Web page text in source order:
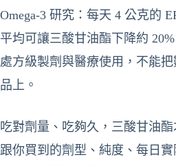
Omega-3 研究：每天 4 公克的
平均可讓三酸甘油酯下降約
處方級製劑與醫療使用，不能
品上。
吃對劑量、吃夠久，三酸甘油
跟你買到的劑型、純度、每日